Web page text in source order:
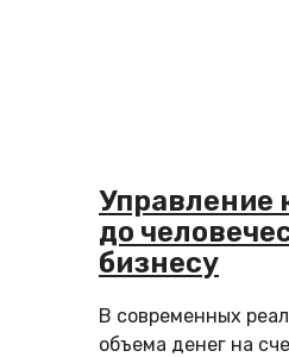
Управление
до
бизнесу
В современных
объема денег на